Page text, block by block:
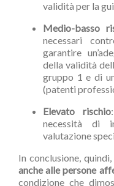
validità per la
Medio-basso
necessari
garantire
della validità
gruppo 1 e di
(patenti
Elevato rischio
necessità di
valutazione
In conclusione, quindi,
anche alle persone
condizione che